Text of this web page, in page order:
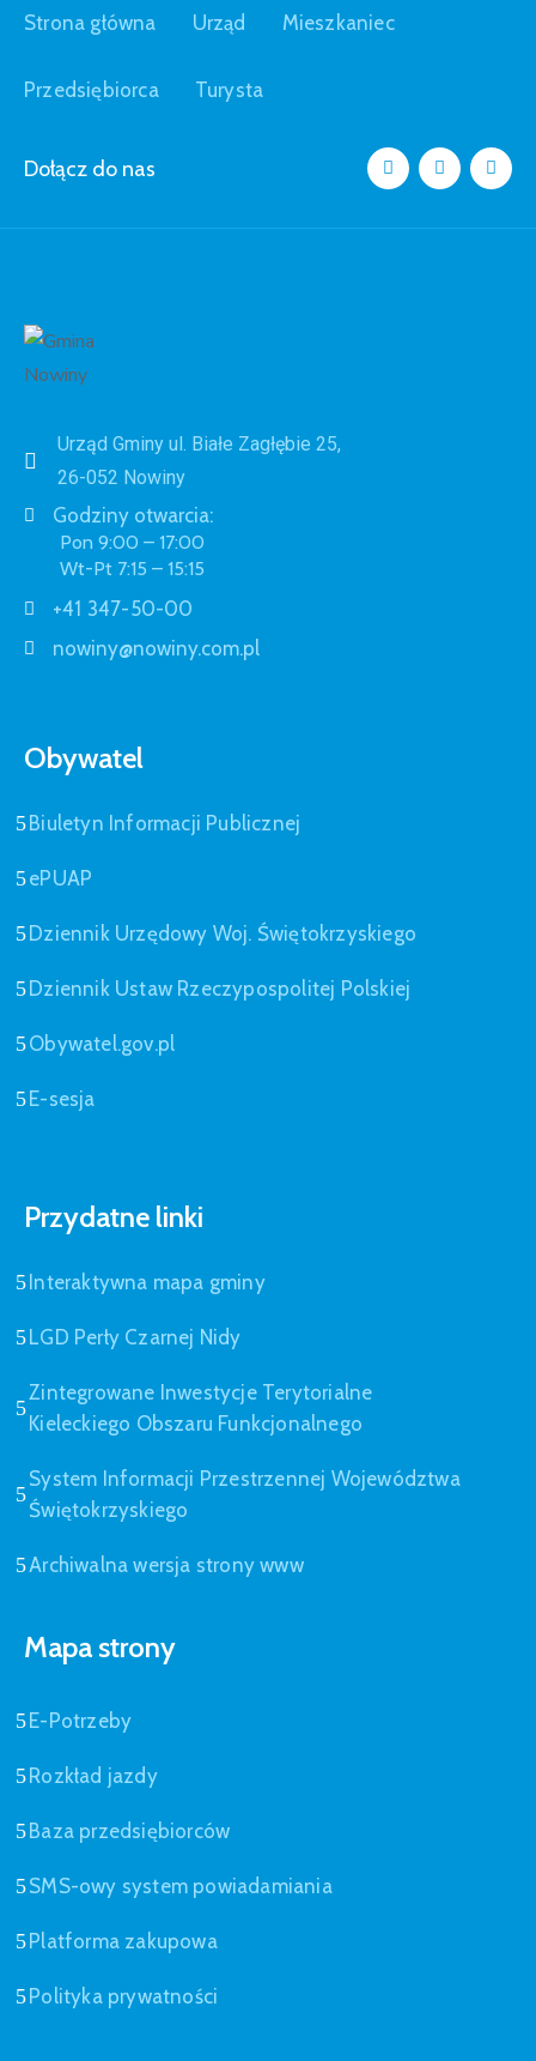
Strona główna Urząd Mieszkaniec
Przedsiębiorca Turysta
Dołącz do nas
Urząd Gminy ul. Białe Zagłębie 25,
26-052 Nowiny
Godziny otwarcia:
Pon 9:00 – 17:00
Wt-Pt 7:15 – 15:15
+41 347-50-00
nowiny@nowiny.com.pl
Obywatel
Biuletyn Informacji Publicznej
ePUAP
Dziennik Urzędowy Woj. Świętokrzyskiego
Dziennik Ustaw Rzeczypospolitej Polskiej
Obywatel.gov.pl
E-sesja
Przydatne linki
Interaktywna mapa gminy
LGD Perły Czarnej Nidy
Zintegrowane Inwestycje Terytorialne
Kieleckiego Obszaru Funkcjonalnego
System Informacji Przestrzennej Województwa
Świętokrzyskiego
Archiwalna wersja strony www
Mapa strony
E-Potrzeby
Rozkład jazdy
Baza przedsiębiorców
SMS-owy system powiadamiania
Platforma zakupowa
Polityka prywatności